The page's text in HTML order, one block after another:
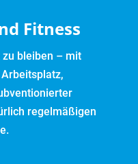
Fitness
bleiben – mit
regelmäßigen